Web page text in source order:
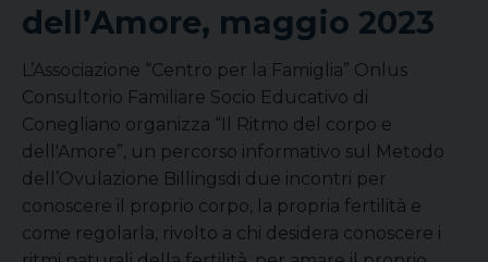
dell’Amore, maggio 2023
L’Associazione “Centro per la Famiglia” Onlus
Consultorio Familiare Socio Educativo di
Conegliano organizza “Il Ritmo del corpo e
dell'Amore”, un percorso informativo sul Metodo
dell’Ovulazione Billingsdi due incontri per
conoscere il proprio corpo, la propria fertilità e
come regolarla, rivolto a chi desidera conoscere i